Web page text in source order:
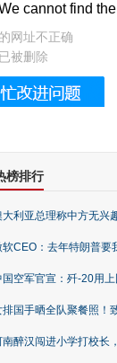
还原了600岁的紫禁
cannot find
网址不正确
被删除
榜排行
大利亚总理称中方无兴
软CEO：去年特朗普要
国空军官宣：歼-20用上
排国手晒全队聚餐照！
南醉汉闯进小学打校长